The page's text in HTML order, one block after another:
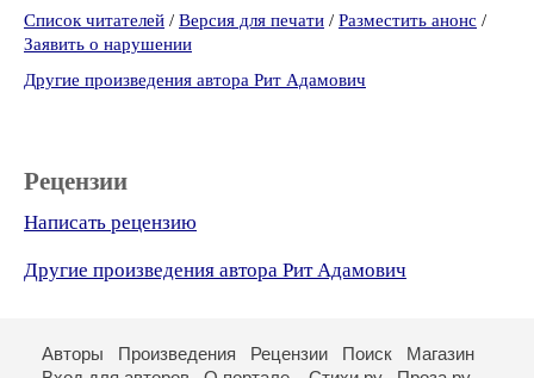
Список читателей / Версия для печати / Разместить анонс /
Заявить о нарушении
Другие произведения автора Рит Адамович
Рецензии
Написать рецензию
Другие произведения автора Рит Адамович
Авторы Произведения Рецензии Поиск
Магазин